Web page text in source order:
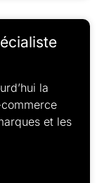
la
et les